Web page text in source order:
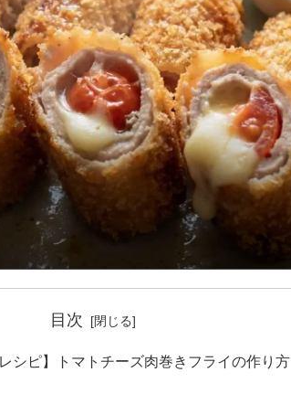
目次
シピ】トマトチーズ肉巻きフライの作り方